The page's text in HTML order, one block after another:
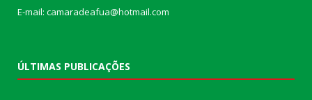
E-mail: camaradeafua@hotmail.com
ÚLTIMAS PUBLICAÇÕES